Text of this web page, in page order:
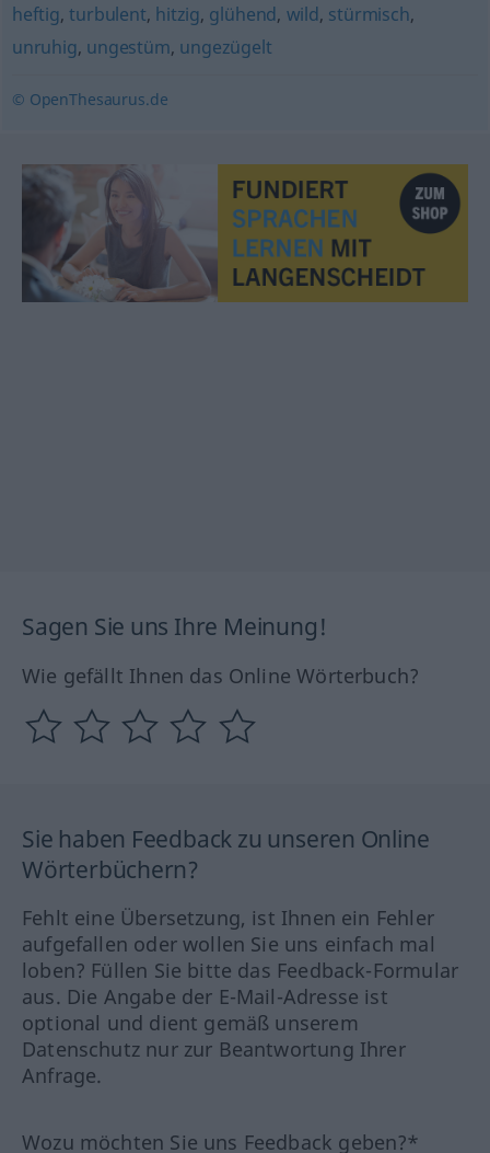
heftig,turbulent, hitzig, glühend, wild, stürmisch,
unruhig, ungestüm, ungezügelt
© OpenThesaurus.de
Sagen Sie uns Ihre Meinung!
Wie gefällt Ihnen das Online Wörterbuch?
Sie haben Feedback zu unseren Online
Wörterbüchern?
Fehlt eine Übersetzung, ist Ihnen ein Fehler
aufgefallen oder wollen Sie uns einfach mal
loben? Füllen Sie bitte das Feedback-Formular
aus. Die Angabe der E-Mail-Adresse ist
optional und dient gemäß unserem
Datenschutz nur zur Beantwortung Ihrer
Anfrage.
Wozu möchten Sie uns Feedback geben?*